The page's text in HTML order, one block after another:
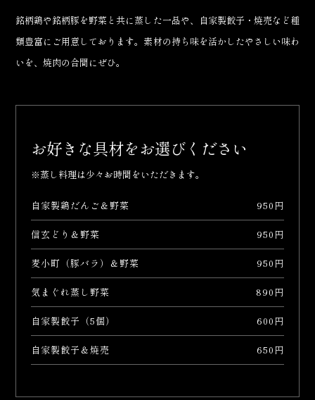
銘柄鶏や銘柄豚を野菜と共に蒸した一品や、自家製餃子・焼売など種
類豊富にご用意しております。素材の持ち味を活かしたやさしい味わ
いを、焼肉の合間にぜひ。
お好きな具材をお選びください
※蒸し料理は少々お時間をいただきます。
自家製鶏だんご＆野菜 950円
信玄どり＆野菜 950円
麦小町（豚バラ）＆野菜 950円
気まぐれ蒸し野菜 890円
自家製餃子（5個） 600円
自家製餃子＆焼売 650円